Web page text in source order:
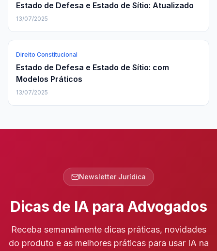
Estado de Defesa e Estado de Sítio: Atualizado
13/07/2025
Direito Constitucional
Estado de Defesa e Estado de Sítio: com
Modelos Práticos
13/07/2025
Newsletter Jurídica
Dicas de IA para Advogados
Receba semanalmente dicas práticas, novidades
do produto e as melhores práticas para usar IA na